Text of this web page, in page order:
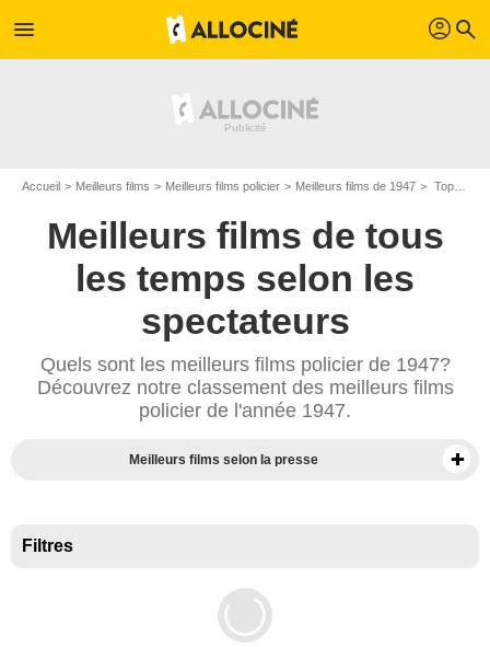
menu profil search
Accueil Meilleurs films Meilleurs films policier Meilleurs films de 1947 Top films policier de 1947
Meilleurs films de tous
les temps selon les
spectateurs
Quels sont les meilleurs films policier de 1947?
Découvrez notre classement des meilleurs films
policier de l'année 1947.
Meilleurs films selon la presse
Filtres